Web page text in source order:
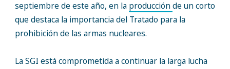
septiembre de este año, en la producciónde un corto
que destaca la importancia del Tratado para la
prohibición de las armas nucleares.
La SGI está comprometida a continuar la larga lucha